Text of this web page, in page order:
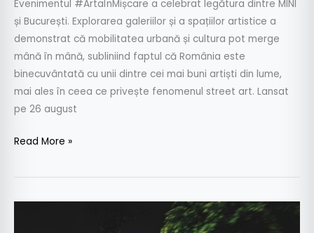
Evenimentul #ArtaÎnMișcare a celebrat legătura dintre MINI
și București. Explorarea galeriilor și a spațiilor artistice a
demonstrat că mobilitatea urbană și cultura pot merge
mână în mână, subliniind faptul că România este
binecuvântată cu unii dintre cei mai buni artiști din lume,
mai ales în ceea ce privește fenomenul street art. Lansat
pe 26 august
Read More »